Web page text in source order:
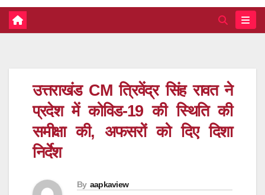
उत्तराखंड CM त्रिवेंद्र सिंह रावत ने
प्रदेश में कोविड-19 की स्थिति की
समीक्षा की, अफसरों को दिए दिशा
निर्देश
By aapkaview